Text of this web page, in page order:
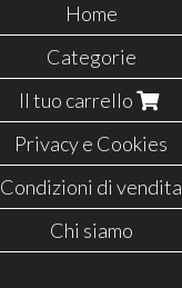
Home
Categorie
Il tuo carrello
Privacy e Cookies
Condizioni di vendita
Chi siamo